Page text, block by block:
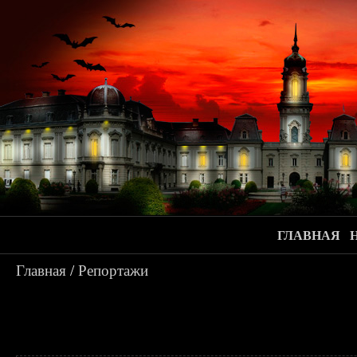
ГЛАВНАЯ
Главная /Репортажи